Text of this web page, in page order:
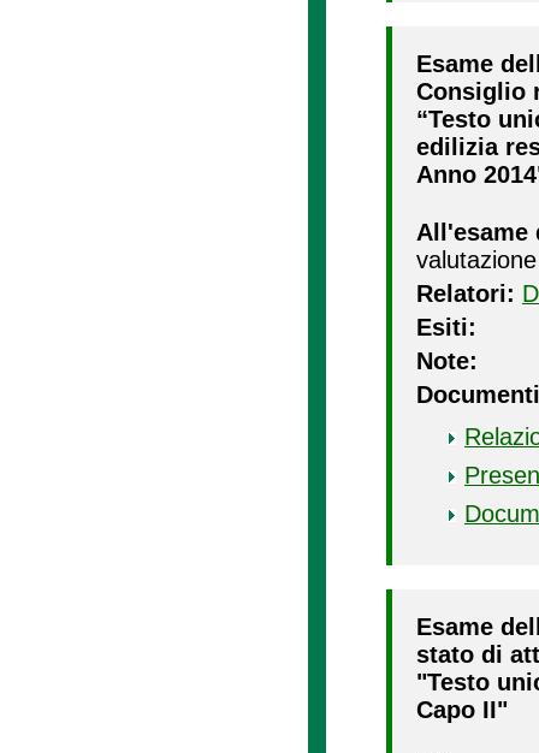
Esame
Consiglio
“Testo
edilizia
Anno
All'esame
valutazione
Relatori:
Esiti:
Note:
Esame
stato di
"Testo
Capo II"